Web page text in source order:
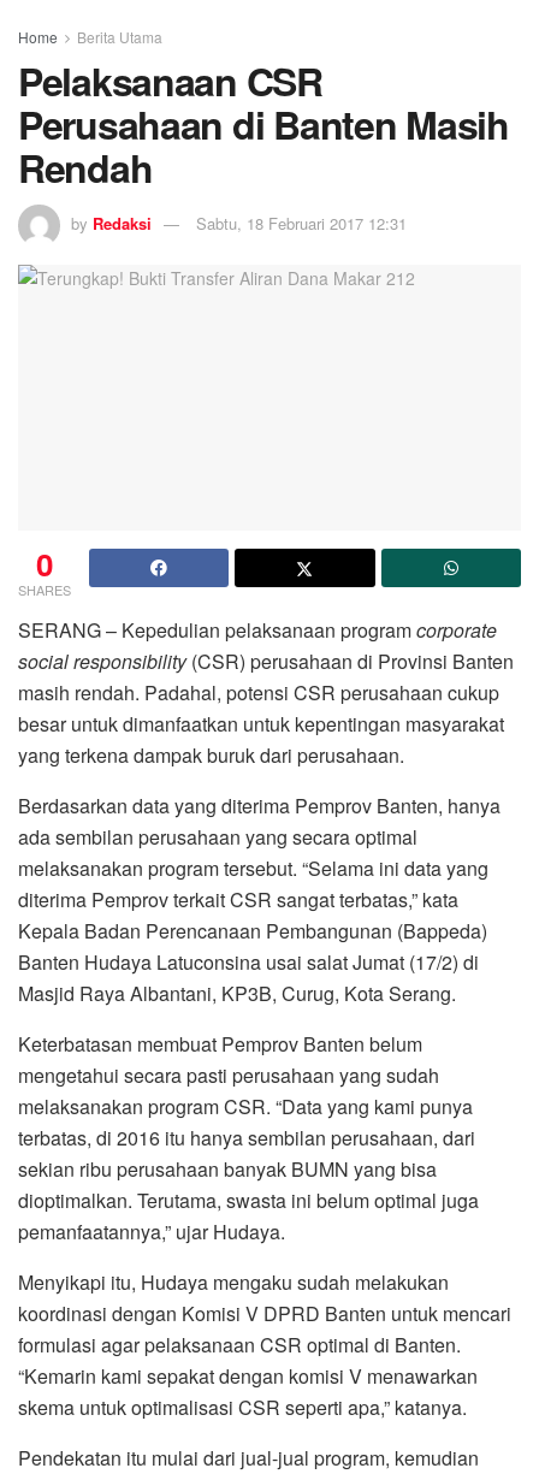
Home Berita Utama
Pelaksanaan CSR
Perusahaan di Banten Masih
Rendah
by Redaksi Sabtu, 18 Februari 2017 12:31
0
SHARES
SERANG – Kepedulian pelaksanaan programcorporate
social responsibility(CSR) perusahaan di Provinsi Banten
masih rendah. Padahal, potensi CSR perusahaan cukup
besar untuk dimanfaatkan untuk kepentingan masyarakat
yang terkena dampak buruk dari perusahaan.
Berdasarkan data yang diterima Pemprov Banten, hanya
ada sembilan perusahaan yang secara optimal
melaksanakan program tersebut. “Selama ini data yang
diterima Pemprov terkait CSR sangat terbatas,” kata
Kepala Badan Perencanaan Pembangunan (Bappeda)
Banten Hudaya Latuconsina usai salat Jumat (17/2) di
Masjid Raya Albantani, KP3B, Curug, Kota Serang.
Keterbatasan membuat Pemprov Banten belum
mengetahui secara pasti perusahaan yang sudah
melaksanakan program CSR. “Data yang kami punya
terbatas, di 2016 itu hanya sembilan perusahaan, dari
sekian ribu perusahaan banyak BUMN yang bisa
dioptimalkan. Terutama, swasta ini belum optimal juga
pemanfaatannya,” ujar Hudaya.
Menyikapi itu, Hudaya mengaku sudah melakukan
koordinasi dengan Komisi V DPRD Banten untuk mencari
formulasi agar pelaksanaan CSR optimal di Banten.
“Kemarin kami sepakat dengan komisi V menawarkan
skema untuk optimalisasi CSR seperti apa,” katanya.
Pendekatan itu mulai dari jual-jual program, kemudian